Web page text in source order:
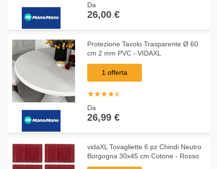
Da
26,00 €
Protezione Tavolo Trasparente Ø 60
cm 2 mm PVC - VIDAXL
1 offerta
☆☆☆☆☆
★★★★★
Da
26,99 €
vidaXL Tovagliette 6 pz Chindi Neutro
Borgogna 30x45 cm Cotone - Rosso